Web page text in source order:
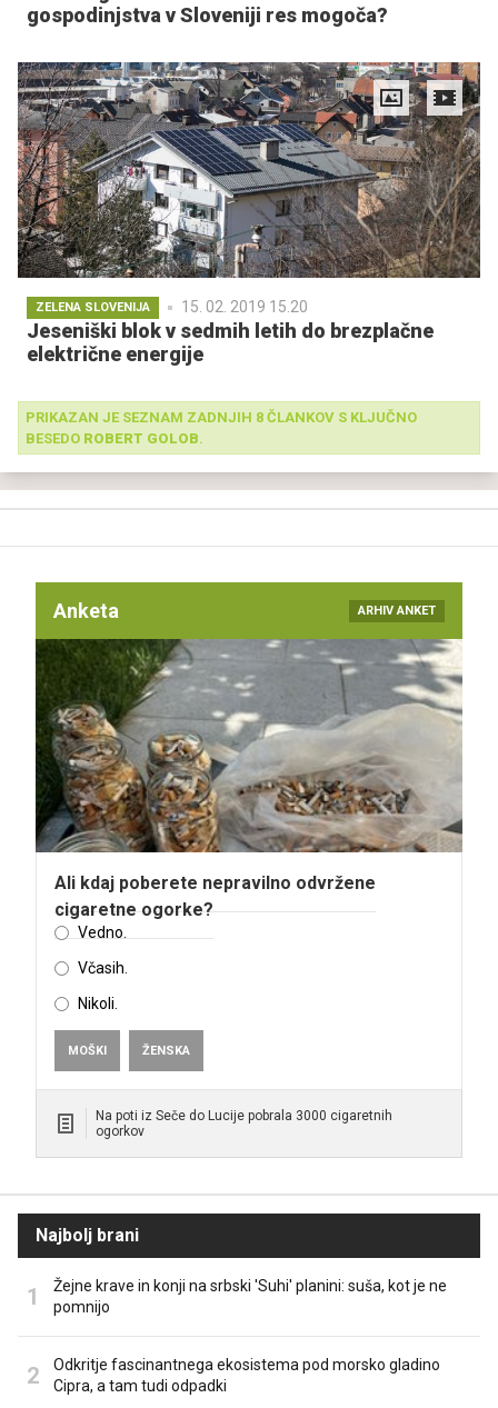
gospodinjstva v Sloveniji res mogoča?
ZELENA SLOVENIJA 15. 02. 2019 15.20
Jeseniški blok v sedmih letih do brezplačne
električne energije
PRIKAZAN JE SEZNAM ZADNJIH 8 ČLANKOV S KLJUČNO
BESEDO ROBERT GOLOB.
Anketa ARHIV ANKET
Ali kdaj poberete nepravilno odvržene
cigaretne ogorke?
Vedno.
Včasih.
Nikoli.
MOŠKI ŽENSKA
Na poti iz Seče do Lucije pobrala 3000 cigaretnih
ogorkov
Najbolj brani
Žejne krave in konji na srbski 'Suhi' planini: suša, kot je ne
pomnijo
Odkritje fascinantnega ekosistema pod morsko gladino
Cipra, a tam tudi odpadki